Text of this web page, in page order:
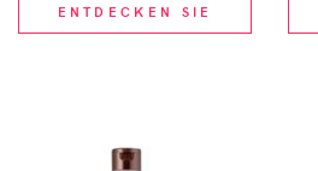
ENTDECKEN SIE